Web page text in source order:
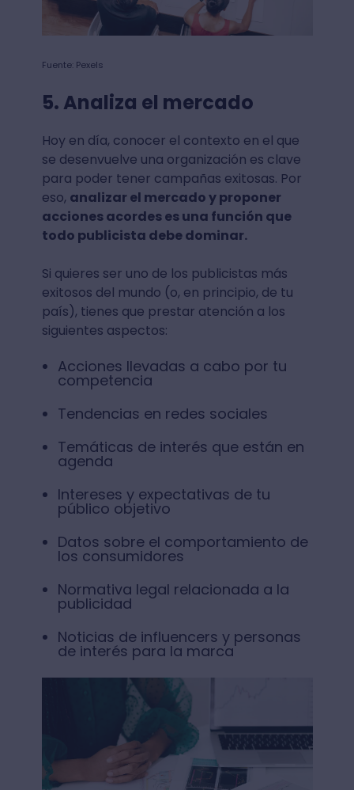
Fuente: Pexels
5. Analiza el mercado
Hoy en día, conocer el contexto en el que
se desenvuelve una organización es clave
para poder tener campañas exitosas. Por
eso, analizar el mercado y proponer
acciones acordes es una función que
todo publicista debe dominar.
Si quieres ser uno de los publicistas más
exitosos del mundo (o, en principio, de tu
país), tienes que prestar atención a los
siguientes aspectos:
Acciones llevadas a cabo por tu
competencia
Tendencias en redes sociales
Temáticas de interés que están en
agenda
Intereses y expectativas de tu
público objetivo
Datos sobre el comportamiento de
los consumidores
Normativa legal relacionada a la
publicidad
Noticias de influencers y personas
de interés para la marca